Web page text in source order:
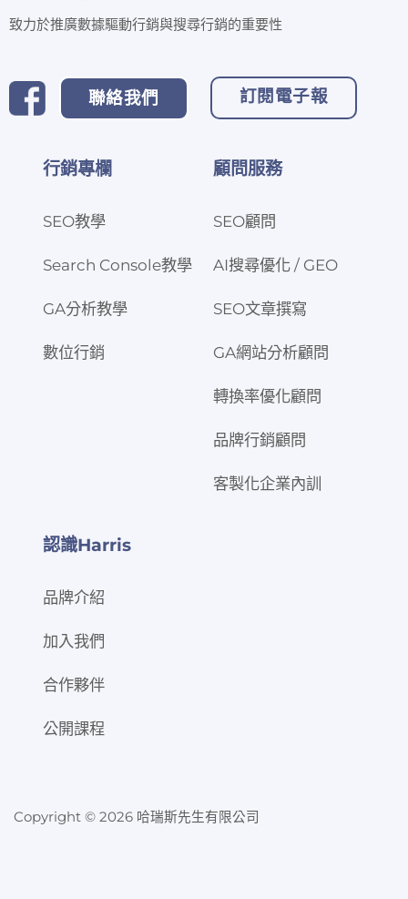
致力於推廣數據驅動行銷與搜尋行銷的重要性
聯絡我們 訂閱電子報
行銷專欄
SEO教學
Search Console教學
GA分析教學
數位行銷
顧問服務
SEO顧問
AI搜尋優化 / GEO
SEO文章撰寫
GA網站分析顧問
轉換率優化顧問
品牌行銷顧問
客製化企業內訓
認識Harris
品牌介紹
加入我們
合作夥伴
公開課程
Copyright © 2026 哈瑞斯先生有限公司